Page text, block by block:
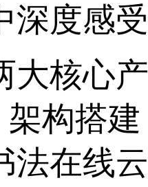
深度感
心产
架构搭
法在线